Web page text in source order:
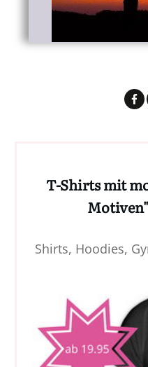
T-Shirts mit
Shirts, Hoodies,